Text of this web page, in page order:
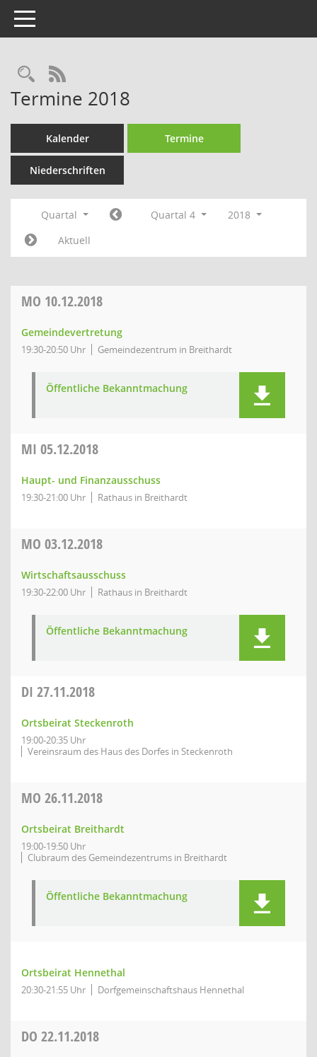
Toggle navigation
Rechercheauswahl
RSS-Feed
Termine 2018
Kalender Termine
Niederschriften
Quartal Quartal 4
2018
Aktuell
MO 10.12.2018
Gemeindevertretung
19:30-20:50 Uhr Gemeindezentrum in Breithardt
Öffentliche Bekanntmachung
MI 05.12.2018
Haupt- und Finanzausschuss
19:30-21:00 Uhr Rathaus in Breithardt
MO 03.12.2018
Wirtschaftsausschuss
19:30-22:00 Uhr Rathaus in Breithardt
Öffentliche Bekanntmachung
DI 27.11.2018
Ortsbeirat Steckenroth
19:00-20:35 Uhr
Vereinsraum des Haus des Dorfes in Steckenroth
MO 26.11.2018
Ortsbeirat Breithardt
19:00-19:50 Uhr
Clubraum des Gemeindezentrums in Breithardt
Öffentliche Bekanntmachung
Ortsbeirat Hennethal
20:30-21:55 Uhr Dorfgemeinschaftshaus Hennethal
DO 22.11.2018